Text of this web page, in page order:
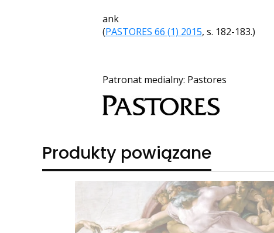
ank
(PASTORES 66 (1) 2015, s. 182-183.)
Patronat medialny: Pastores
Produkty powiązane